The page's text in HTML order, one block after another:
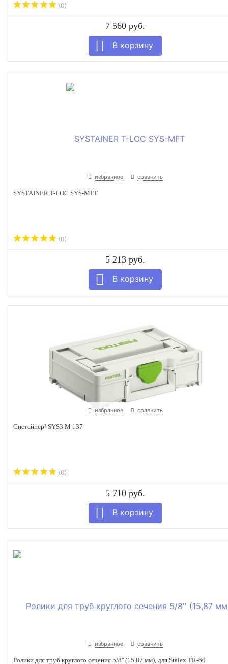
(0)
7 560 руб.
избранное сравнить
SYSTAINER T-LOC SYS-MFT
(0)
5 213 руб.
избранное сравнить
Систейнер³ SYS3 M 137
(0)
5 710 руб.
избранное сравнить
Ролики для труб круглого сечения 5/8'' (15,87 мм), для Stalex TR-60